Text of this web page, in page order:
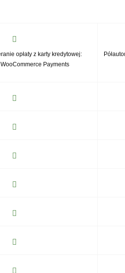
opłaty z karty kredytowej:
Payments